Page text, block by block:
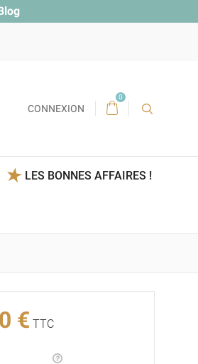
CONNEXION
0
LES BONNES AFFAIRES !
€ TTC